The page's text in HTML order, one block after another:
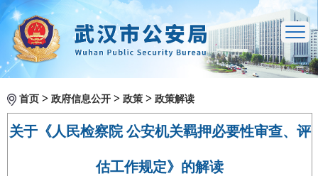
首页 > 政府信息公开 > 政策 > 政策解读
关于《人民检察院 公安机关羁押必要性审查、评
估工作规定》的解读